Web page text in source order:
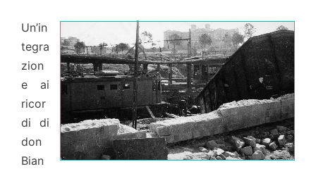
Un’in
tegra
zion
e ai
ricor
di di
don
Bian